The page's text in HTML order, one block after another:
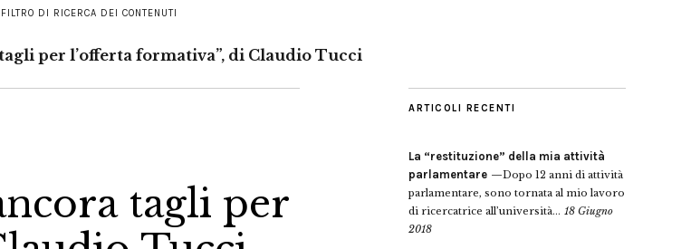
FILTRO DI RICERCA DEI CONTENUTI
per l’offerta formativa”, di Claudio Tucci
tagli per
ARTICOLI RECENTI
La “restituzione” della mia attività
parlamentare
Dopo 12 anni di attività
parlamentare, sono tornata al mio lavoro
di ricercatrice all’università... 18 Giugno
2018